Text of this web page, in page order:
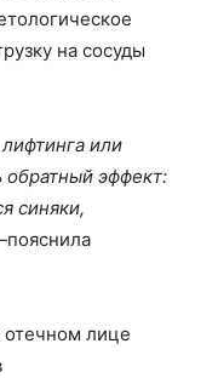
на сосуды
или
эффект:
синяки,
лице